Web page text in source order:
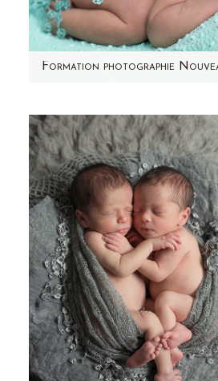
les photos de ma dernière
eu lieu en